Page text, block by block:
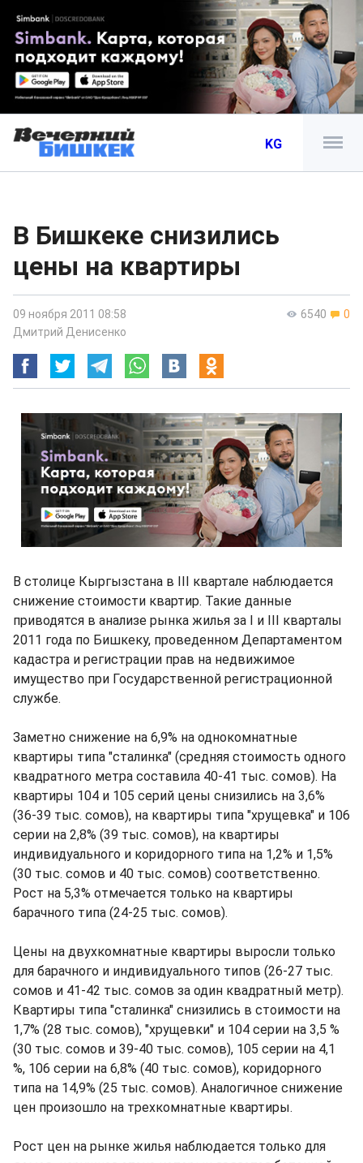
KG
В Бишкеке снизились
цены на квартиры
6540 0
09 ноября 2011 08:58
Дмитрий Денисенко
В столице Кыргызстана в III квартале наблюдается
снижение стоимости квартир. Такие данные
приводятся в анализе рынка жилья за I и III кварталы
2011 года по Бишкеку, проведенном Департаментом
кадастра и регистрации прав на недвижимое
имущество при Государственной регистрационной
службе.
Заметно снижение на 6,9% на однокомнатные
квартиры типа "сталинка" (средняя стоимость одного
квадратного метра составила 40-41 тыс. сомов). На
квартиры 104 и 105 серий цены снизились на 3,6%
(36-39 тыс. сомов), на квартиры типа "хрущевка" и 106
серии на 2,8% (39 тыс. сомов), на квартиры
индивидуального и коридорного типа на 1,2% и 1,5%
(30 тыс. сомов и 40 тыс. сомов) соответственно.
Рост на 5,3% отмечается только на квартиры
барачного типа (24-25 тыс. сомов).
Цены на двухкомнатные квартиры выросли только
для барачного и индивидуального типов (26-27 тыс.
сомов и 41-42 тыс. сомов за один квадратный метр).
Квартиры типа "сталинка" снизились в стоимости на
1,7% (28 тыс. сомов), "хрущевки" и 104 серии на 3,5 %
(30 тыс. сомов и 39-40 тыс. сомов), 105 серии на 4,1
%, 106 серии на 6,8% (40 тыс. сомов), коридорного
типа на 14,9% (25 тыс. сомов). Аналогичное снижение
цен произошло на трехкомнатные квартиры.
Рост цен на рынке жилья наблюдается только для